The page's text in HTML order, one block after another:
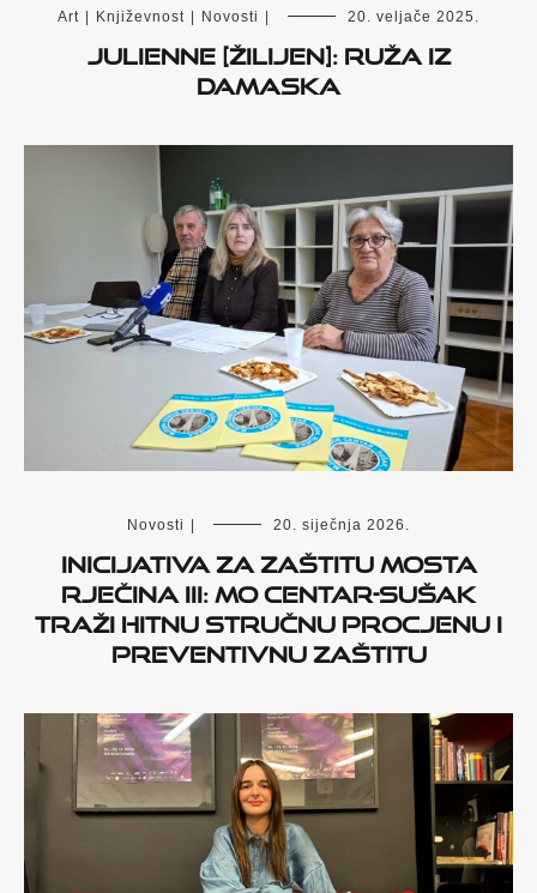
Art | Književnost | Novosti | 20. veljače 2025.
Julienne [Žilijen]: Ruža iz
Damaska
Novosti 20. siječnja 2026.
Inicijativa za zaštitu mosta
Rječina III: MO Centar-Sušak
traži hitnu stručnu procjenu i
preventivnu zaštitu